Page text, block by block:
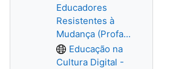
Educadores
Resistentes à
Mudança (Profa...
Educação na
Cultura Digital -